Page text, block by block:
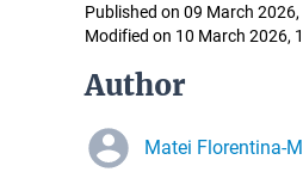
Published on 09 March 2026,
Modified on 10 March 2026,
Author
Matei Florentina-